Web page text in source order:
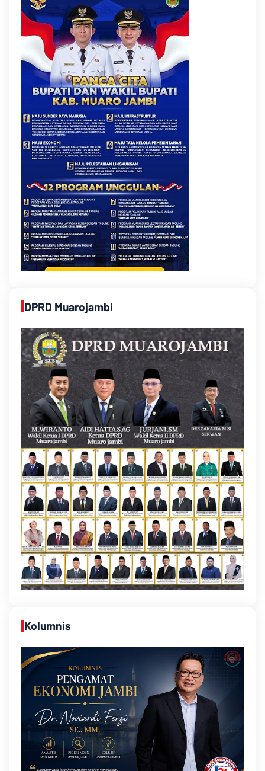
DPRD Muarojambi
Kolumnis